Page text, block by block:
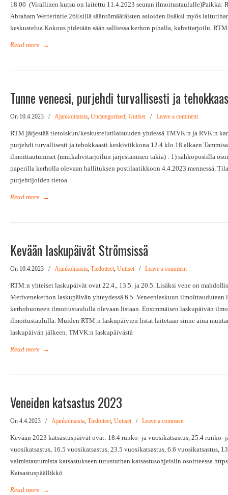
18.00 (Virallinen kutsu on laitettu 11.4.2023 seuran ilmoitustaululle)Paikka:
Abraham Wetterintie 26Esillä sääntömääräisten asioiden lisäksi myös
keskustelua.Kokous pidetään sään salliessa kerhon pihalla, kahvitarjoilu.
Read more →
Tunne veneesi, purjehdi turvallisesti ja
On 10.4.2023 / Ajankohtaista, Uncategorized, Uutiset / Leave a comment
RTM järjestää tietoiskun/keskustelutilaisuuden yhdessä TMVK:n ja RVK:n
purjehdi turvallisesti ja tehokkaasti keskiviikkona 12.4 klo 18 alkaen
ilmoittautumiset (mm.kahvitarjoilun järjestämisen takia) : 1) sähköpostilla
paperilla kerholla olevaan hallituksen postilaatikkoon 4.4.2023 mennessä.
purjehtijoiden tietoa
Read more →
Kevään laskupäivät Strömsissä
On 10.4.2023 / Ajankohtaista, Tiedotteet, Uutiset / Leave a comment
RTM:n yhteiset laskupäivät ovat 22.4., 13.5. ja 20.5. Lisäksi vene on
Merivenekerhon laskupäivän yhteydessä 6.5. Veneenlaskuun ilmoittaudutaan
kerhohuoneen ilmoitustaululla olevaan listaan. Ensimmäisen laskupäivän
ilmoitustaululla. Muiden RTM:n laskupäivien listat laitetaan sinne aina
laskupäivän jälkeen. TMVK:n laskupäivästä
Read more →
Veneiden katsastus 2023
On 4.4.2023 / Ajankohtaista, Tiedotteet, Uutiset / Leave a comment
Kevään 2023 katsastuspäivät ovat: 18.4 runko- ja vuosikatsastus, 25.4 runko-
vuosikatsastus, 16.5 vuosikatsastus, 23.5 vuosikatsastus, 6.6 vuosikatsastus,
valmistautumista katsastukseen tutustuthan katsastusohjeisiin osoitteessa
Katsastuspäällikkö
Read more →